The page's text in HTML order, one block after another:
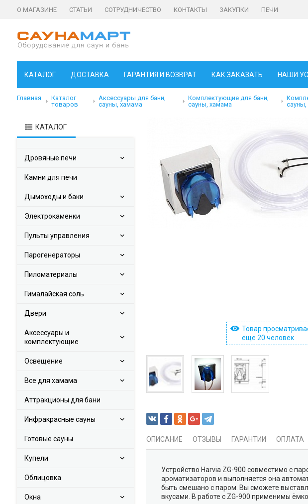
О МАГАЗИНЕ СТАТЬИ СОТРУДНИЧЕСТВО КОНТАКТЫ ЗАКУПКИ ПЕЧИ
КАТАЛОГ ДОСТАВКА ГАРАНТИЯ И ВОЗВРАТ КАК ЗАКАЗАТЬ НАШИ
Главная
Каталог
товаров
Аксессуары для бани,
сауны, хамама
Комплектующие для бани,
сауны, хамама
сауны,
КАТАЛОГ
Дровяные печи
Камни для печи
Дымоходы и баки
Электрокаменки
Пульты управления
Парогенераторы
Пиломатериалы
Гималайская соль
Двери
Аксессуары и
комплектующие
Освещение
Все для хамама
Аттракционы для бани
Инфракрасные сауны
Готовые сауны
Купели
Облицовка
Окна
Товар
еще 20 человек
ОПИСАНИЕ ОТЗЫВЫ ГАРАНТИИ ОПЛАТА
Устройство Harvia ZG-900 совместимо с
ароматизаторов и выполняется она
быть смешано с паром. Вы сможете
вкусами. В работе с ZG-900 применимы